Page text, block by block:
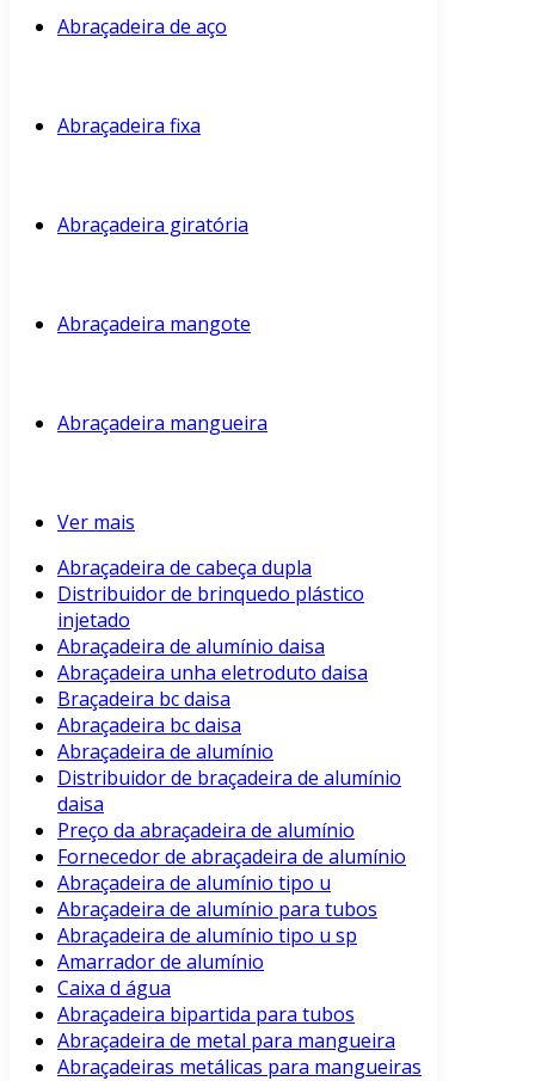
Abraçadeira de aço
Abraçadeira fixa
Abraçadeira giratória
Abraçadeira mangote
Abraçadeira mangueira
Ver mais
Abraçadeira de cabeça dupla
Distribuidor de brinquedo plástico
injetado
Abraçadeira de alumínio daisa
Abraçadeira unha eletroduto daisa
Braçadeira bc daisa
Abraçadeira bc daisa
Abraçadeira de alumínio
Distribuidor de braçadeira de alumínio
daisa
Preço da abraçadeira de alumínio
Fornecedor de abraçadeira de alumínio
Abraçadeira de alumínio tipo u
Abraçadeira de alumínio para tubos
Abraçadeira de alumínio tipo u sp
Amarrador de alumínio
Caixa d água
Abraçadeira bipartida para tubos
Abraçadeira de metal para mangueira
Abraçadeiras metálicas para mangueiras